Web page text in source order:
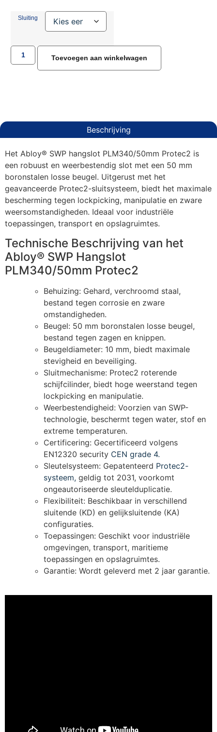
Sluiting
Toevoegen aan winkelwagen
Beschrijving
Het Abloy® SWP hangslot PLM340/50mm Protec2 is
een robuust en weerbestendig slot met een 50 mm
boronstalen losse beugel. Uitgerust met het
geavanceerde Protec2-sluitsysteem, biedt het maximale
bescherming tegen lockpicking, manipulatie en zware
weersomstandigheden. Ideaal voor industriële
toepassingen, transport en opslagruimtes.
Technische Beschrijving van het
Abloy® SWP Hangslot
PLM340/50mm Protec2
Behuizing: Gehard, verchroomd staal,
bestand tegen corrosie en zware
omstandigheden.
Beugel: 50 mm boronstalen losse beugel,
bestand tegen zagen en knippen.
Beugeldiameter: 10 mm, biedt maximale
stevigheid en beveiliging.
Sluitmechanisme: Protec2 roterende
schijfcilinder, biedt hoge weerstand tegen
lockpicking en manipulatie.
Weerbestendigheid: Voorzien van SWP-
technologie, beschermt tegen water, stof en
extreme temperaturen.
Certificering: Gecertificeerd volgens
EN12320 security CEN grade 4.
Sleutelsysteem: Gepatenteerd Protec2-
systeem, geldig tot 2031, voorkomt
ongeautoriseerde sleutelduplicatie.
Flexibiliteit: Beschikbaar in verschillend
sluitende (KD) en gelijksluitende (KA)
configuraties.
Toepassingen: Geschikt voor industriële
omgevingen, transport, maritieme
toepassingen en opslagruimtes.
Garantie: Wordt geleverd met 2 jaar garantie.